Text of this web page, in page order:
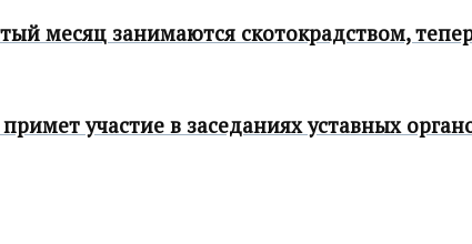
месяц занимаются скотокрадством,
участие в заседаниях уставных